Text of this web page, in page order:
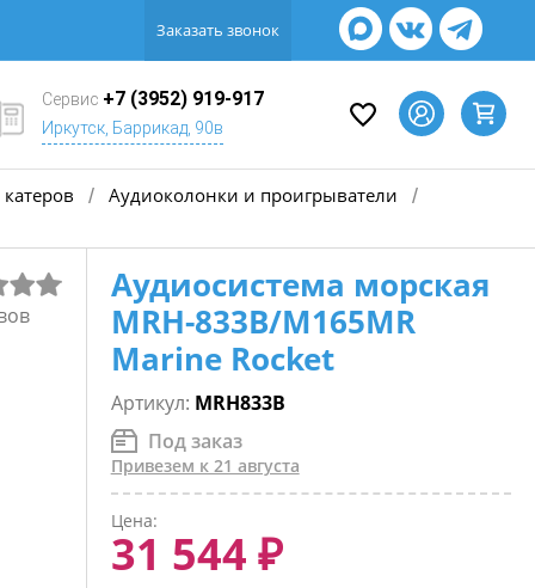
Заказать звонок
Сервис +7 (3952) 919-917
Иркутск, Баррикад, 90в
/ Аудиоколонки и проигрыватели /
Аудиосистема морская
MRH-833B/M165MR
Marine Rocket
Артикул: MRH833B
Под заказ
Привезем к 21 августа
Цена:
31 544 ₽